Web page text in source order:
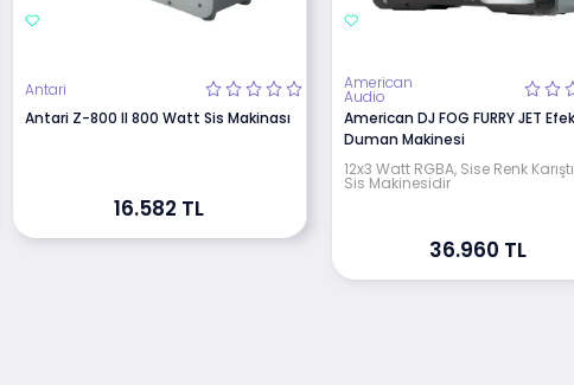
Antari
Antari Z-800 II 800 Watt Sis Makinası
16.582 TL
American
Audio
American DJ FOG FURRY JET
Duman Makinesi
12x3 Watt RGBA, Sise Renk
Sis Makinesidir
36.960 TL